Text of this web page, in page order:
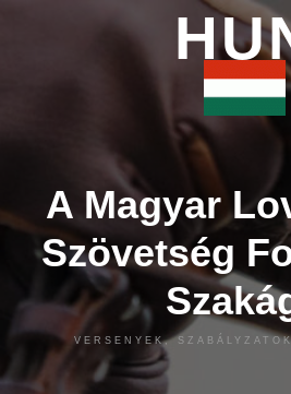
A Magyar
Szövetség
VERSENYEK,